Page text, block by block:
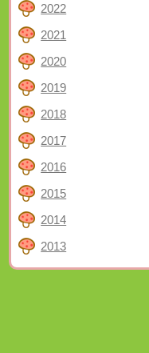
2022
2021
2020
2019
2018
2017
2016
2015
2014
2013